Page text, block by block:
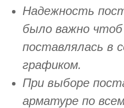
Надежность
было важно чтоб
поставлялась в
графиком.
При выборе
арматуре по